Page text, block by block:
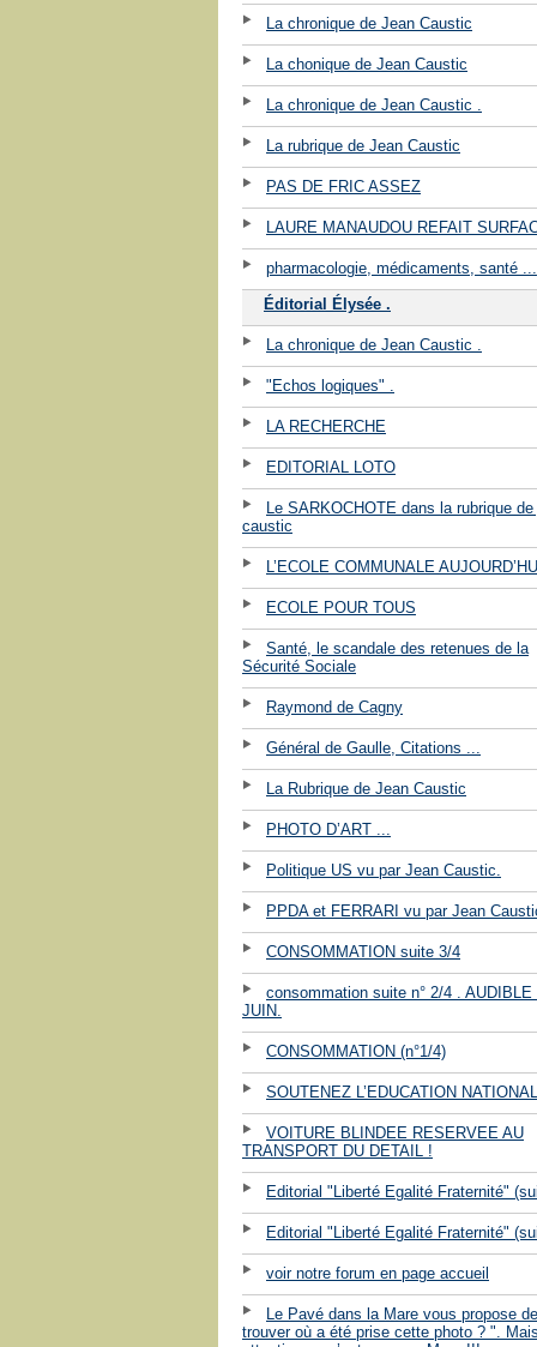
La chronique de Jean Caustic
La chonique de Jean Caustic
La chronique de Jean Caustic .
La rubrique de Jean Caustic
PAS DE FRIC ASSEZ
LAURE MANAUDOU REFAIT
pharmacologie, médicaments, santé ...
Éditorial Élysée .
La chronique de Jean Caustic .
"Echos logiques" .
LA RECHERCHE
EDITORIAL LOTO
Le SARKOCHOTE dans la rubrique
caustic
L’ECOLE COMMUNALE AUJOURD’HUI
ECOLE POUR TOUS
Santé, le scandale des retenues de la
Sécurité Sociale
Raymond de Cagny
Général de Gaulle, Citations ...
La Rubrique de Jean Caustic
PHOTO D’ART ...
Politique US vu par Jean Caustic.
PPDA et FERRARI vu par Jean
CONSOMMATION suite 3/4
consommation suite n° 2/4 . AUDIBLE
JUIN.
CONSOMMATION (n°1/4)
SOUTENEZ L’EDUCATION
VOITURE BLINDEE RESERVEE AU
TRANSPORT DU DETAIL !
Editorial "Liberté Egalité Fraternité"
Editorial "Liberté Egalité Fraternité"
voir notre forum en page accueil
Le Pavé dans la Mare vous propose de
trouver où a été prise cette photo ? ". Mais